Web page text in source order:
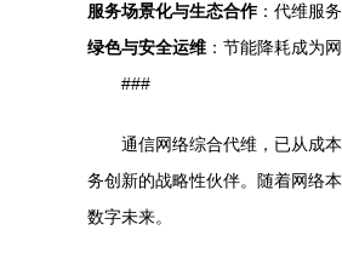
服务场景化与生态合作：代维服
绿色与安全运维 ：节能降耗成为
###
通信网络综合代维，已从成
务创新的战略性伙伴。随着网络
数字未来。